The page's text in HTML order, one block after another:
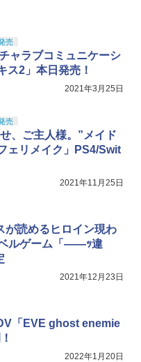
売
ャラブコミュニケーシ
ス2」本日発売！
2021年3月25日
売
、ご主人様。”メイド
ェリメイク」PS4/Swit
2021年11月25日
が読めるヒロイン現わ
ルゲーム「――ｯ違
2021年12月23日
「EVE ghost enemie
2022年1月20日